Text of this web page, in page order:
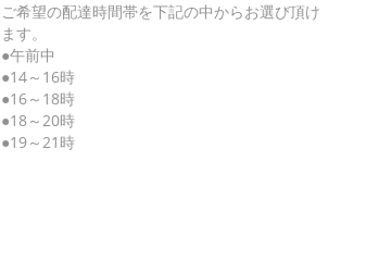
ご希望の配達時間帯を下記の中からお選び頂け
ます。
●午前中
●14～16時
●16～18時
●18～20時
●19～21時